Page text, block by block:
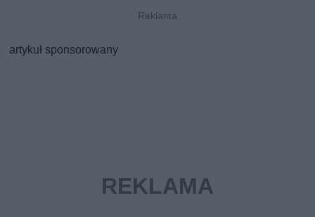
artykuł sponsorowany